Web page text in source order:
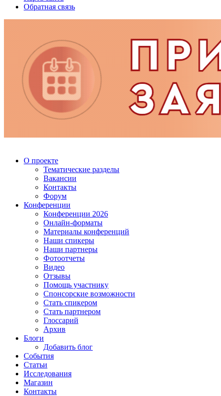
Обратная связь
О проекте
Тематические разделы
Вакансии
Контакты
Форум
Конференции
Конференции 2026
Онлайн-форматы
Материалы конференций
Наши спикеры
Наши партнеры
Фотоотчеты
Видео
Отзывы
Помощь участнику
Спонсорские возможности
Стать спикером
Стать партнером
Глоссарий
Архив
Блоги
Добавить блог
События
Статьи
Исследования
Магазин
Контакты